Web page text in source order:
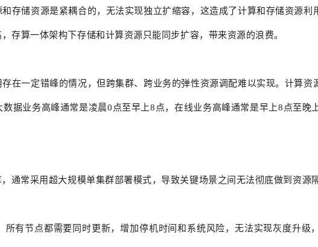
存储资源是紧耦合的，无法实现独立扩缩容，这造成了计算和存储资源利
存算一体架构下存储和计算资源只能同步扩容，带来资源的浪费。
在一定错峰的情况，但跨集群、跨业务的弹性资源调配难以实现。计算资
据业务高峰通常是凌晨0点至早上8点，在线业务高峰通常是早上8点至晚
通常采用超大规模单集群部署模式，导致关键场景之间无法彻底做到资源隔
有节点都需要同时更新，增加停机时间和 系统风险，无法实现灰度升级